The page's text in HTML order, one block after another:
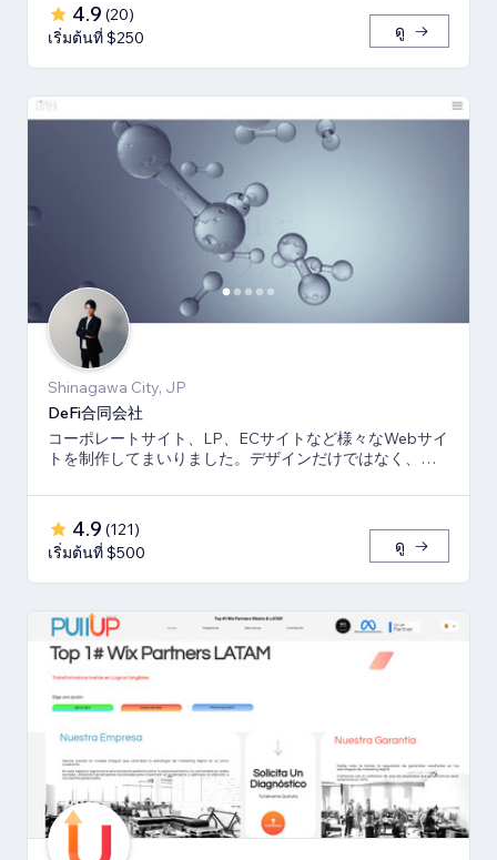
4.9 (20)
เริ่มต้นที่ $250
ดู
Shinagawa City, JP
DeFi合同会社
コーポレートサイト、LP、ECサイトなど様々なWebサイ
トを制作してまいりました。デザインだけではなく、マ
4.9 (121)
เริ่มต้นที่ $500
ดู